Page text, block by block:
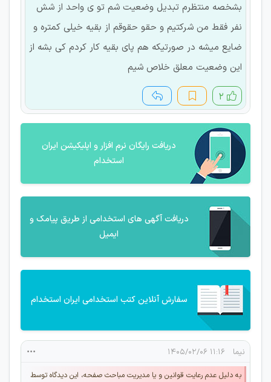
بشخصه منتظرم تبدیل وضعیت شم تو ی واحد از شش
نفر فقط من شرکتیم و حقو حقوقم از بقیه خیلی کمتره و
ضایع میشه در صورتیکه هم پای بقیه کار کردم کی بشه از
این وضعیت معلق خلاص شیم
۲
دریافت رایگان نرم افزار و اپلیکیشن ایران
استخدام
دریافت آگهی های استخدامی از طریق پیامک و
ایمیل
سفارش آنلاین کتب استخدامی ایران استخدام
نيما ۱۱:۱۶ ۱۴۰۵/۰۲/۰۶
به دلیل عدم رعایت قوانین و یا مدیریت مباحث صفحه، این دیدگاه توسط